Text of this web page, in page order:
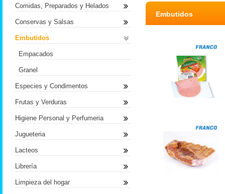
Embutidos
Comidas, Preparados y Helados
Conservas y Salsas
Embutidos
Empacados
Granel
Especies y Condimentos
Frutas y Verduras
Higiene Personal y Perfumeria
Jugueteria
Lacteos
Librería
Limpieza del hogar